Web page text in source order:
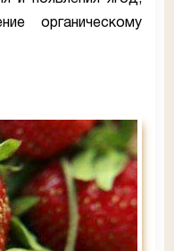
органическому